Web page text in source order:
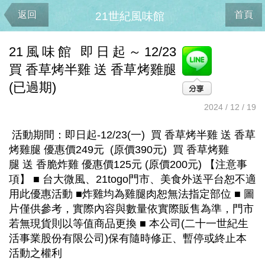
返回 首頁
21世紀風味館
21風味館 即日起～12/23
買 香草烤半雞 送 香草烤雞腿
(已過期)
2024 / 12 / 19
活動期間：即日起-12/23(一) 買 香草烤半雞 送 香草
烤雞腿 優惠價249元 (原價390元) 買 香草烤雞
腿 送 香脆炸雞 優惠價125元 (原價200元) 【注意事
項】 ■ 台大微風、21togo門市、美食外送平台恕不適
用此優惠活動 ■炸雞均為雞腿肉恕無法指定部位 ■ 圖
片僅供參考，實際內容與數量依實際販售為準，門市
若無現貨則以等值商品更換 ■ 本公司(二十一世紀生
活事業股份有限公司)保有隨時修正、暫停或終止本
活動之權利